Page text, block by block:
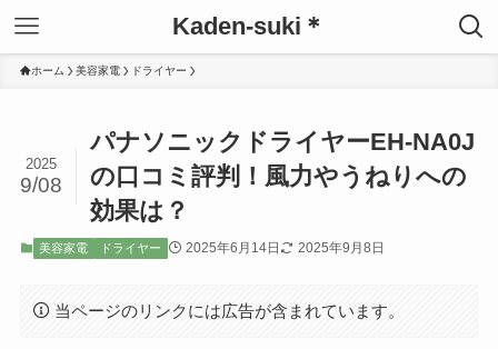
Kaden-suki＊
ホーム 美容家電 ドライヤー
パナソニックドライヤーEH-NA0J
の口コミ評判！風力やうねりへの
効果は？
2025
9/08
美容家電 ドライヤー 2025年6月14日 2025年9月8日
当ページのリンクには広告が含まれています。